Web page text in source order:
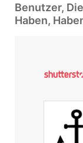
Benutzer,
Haben,